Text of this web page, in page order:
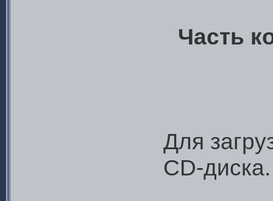
Часть
Для
CD-диска.